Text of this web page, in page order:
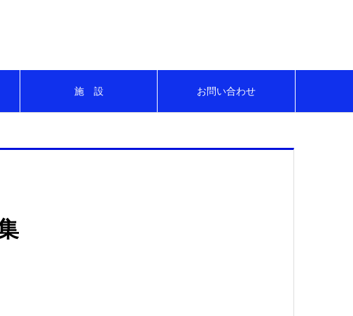
施 設 お問い合わせ